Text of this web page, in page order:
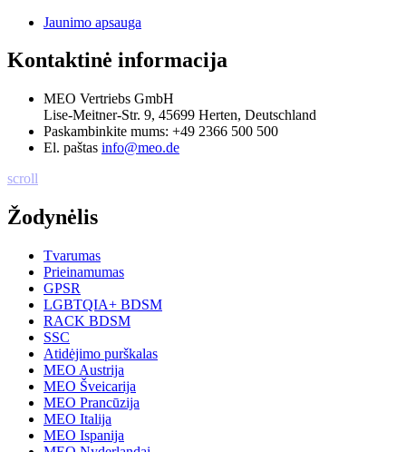
Jaunimo apsauga
Kontaktinė informacija
MEO Vertriebs GmbH
Lise-Meitner-Str. 9, 45699 Herten, Deutschland
Paskambinkite mums: +49 2366 500 500
El. paštas info@meo.de
scroll
Žodynėlis
Tvarumas
Prieinamumas
GPSR
LGBTQIA+ BDSM
RACK BDSM
SSC
Atidėjimo purškalas
MEO Austrija
MEO Šveicarija
MEO Prancūzija
MEO Italija
MEO Ispanija